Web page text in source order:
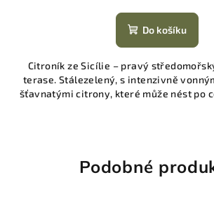
Do košíku
Citroník ze Sicílie – pravý
terase. Stálezelený, s intenzivně
šťavnatými citrony, které může nést po
Podobné